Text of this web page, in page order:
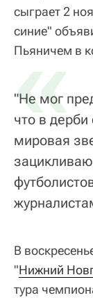
сыграет 2
синие"
Пьяничем в
«
"Не мог
что в
мировая
В
"Нижний
тура